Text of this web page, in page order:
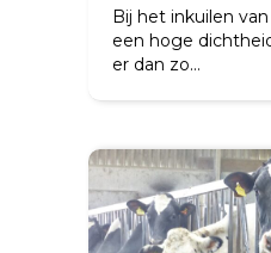
Bij het inkuilen
een hoge
er dan zo…